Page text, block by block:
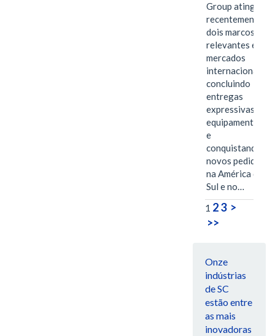
Group atingiu
recentemente
dois marcos
relevantes em
mercados
internacionais,
concluindo
entregas
expressivas de
equipamentos
e
conquistando
novos pedidos
na América do
Sul e no…
1 23 >
>>
Onze
indústrias
de SC
estão entre
as mais
inovadoras